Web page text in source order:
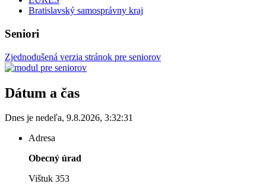
Bratislavský samosprávny kraj
Seniori
Zjednodušená verzia stránok pre seniorov
Dátum a čas
Dnes je nedeľa, 9.8.2026, 3:32:31
Adresa
Obecný úrad
Vištuk 353